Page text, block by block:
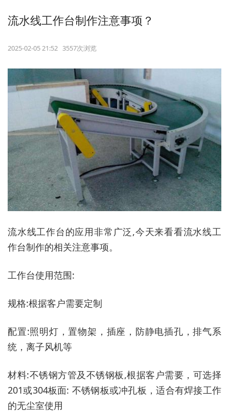
流水线工作台制作注意事项？
2025-02-05 21:52 3557次浏览
流水线工作台的应用非常广泛,今天来看看流水线工
作台制作的相关注意事项。
工作台使用范围:
规格:根据客户需要定制
配置:照明灯，置物架，插座，防静电插孔，排气系
统，离子风机等
材料:不锈钢方管及不锈钢板,根据客户需要，可选择
201或304板面: 不锈钢板或冲孔板，适合有焊接工作
的无尘室使用